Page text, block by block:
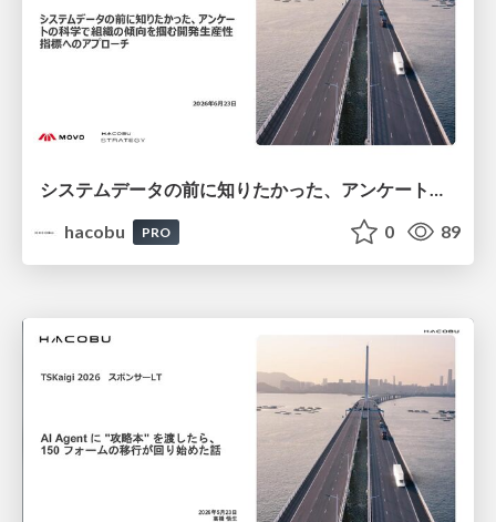
hacobu
PRO 0 89